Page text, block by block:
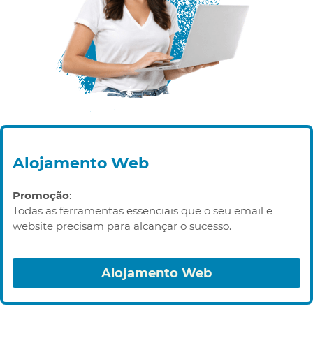
Alojamento Web
Promoção:
Todas as ferramentas essenciais que o seu email e
website precisam para alcançar o sucesso.
Alojamento Web